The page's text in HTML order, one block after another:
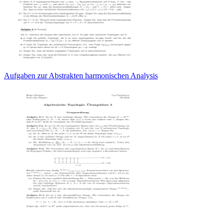
Aufgaben zur Abstrakten harmonischen Analysis